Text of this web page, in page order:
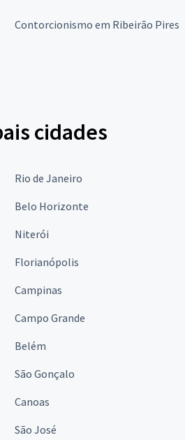
Contorcionismo em Ribeirão Pires
cidades
Rio de Janeiro
Belo Horizonte
Niterói
Florianópolis
Campinas
Campo Grande
Belém
São Gonçalo
Canoas
São José